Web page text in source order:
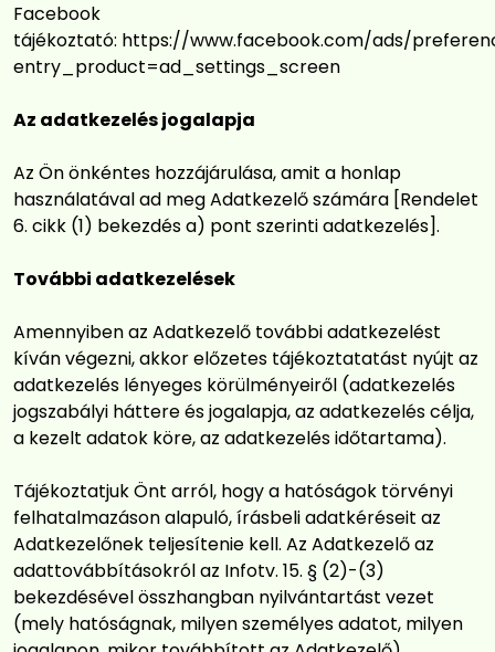
Facebook
tájékoztató: https://www.facebook.com/ads/
entry_product=ad_settings_screen
Az adatkezelés jogalapja
Az Ön önkéntes hozzájárulása, amit a honlap
használatával ad meg Adatkezelő számára [Rendelet
6. cikk (1) bekezdés a) pont szerinti adatkezelés].
További adatkezelések
Amennyiben az Adatkezelő további adatkezelést
kíván végezni, akkor előzetes tájékoztatatást nyújt az
adatkezelés lényeges körülményeiről (adatkezelés
jogszabályi háttere és jogalapja, az adatkezelés célja,
a kezelt adatok köre, az adatkezelés időtartama).
Tájékoztatjuk Önt arról, hogy a hatóságok törvényi
felhatalmazáson alapuló, írásbeli adatkéréseit az
Adatkezelőnek teljesítenie kell. Az Adatkezelő az
adattovábbításokról az Infotv. 15. § (2)-(3)
bekezdésével összhangban nyilvántartást vezet
(mely hatóságnak, milyen személyes adatot, milyen